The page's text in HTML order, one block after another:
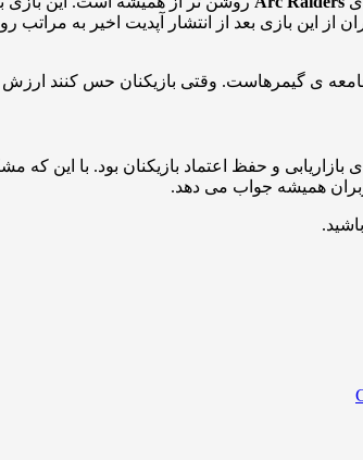
از این بازی بعد از انتشار آپدیت اخیر به
جامعه ی گیمرهاست. وقتی بازیکنان حس کنند
و حفظ اعتماد بازیکنان بود. با این
همیشه جواب می دهد.